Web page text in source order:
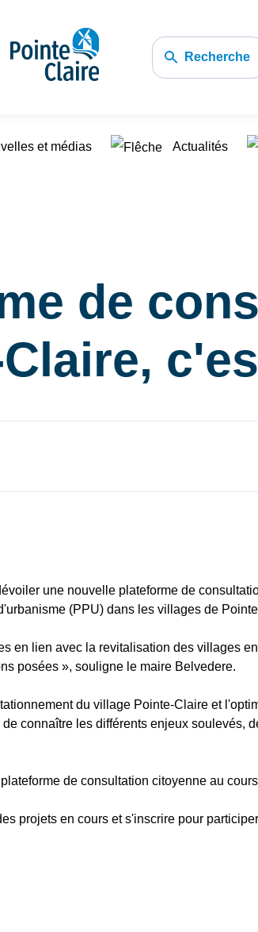
Recherche
et médias Actualités
de
une nouvelle plateforme de
(PPU) dans les villages de
en lien avec la revitalisation des villages
posées », souligne le maire Belvedere.
du village Pointe-Claire et
connaître les différents enjeux soulevés,
de consultation citoyenne au
projets en cours et s'inscrire pour